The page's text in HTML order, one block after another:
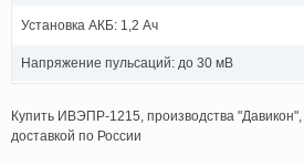
Установка АКБ: 1,2 Ач
Напряжение пульсаций: до 30 мВ
Купить ИВЭПР-1215, производства
доставкой по России